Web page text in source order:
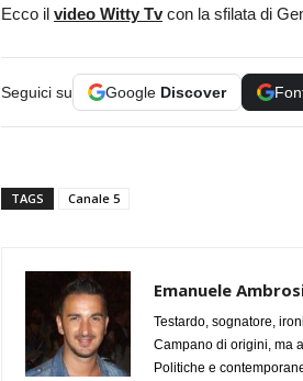
Ecco il video Witty Tvcon la sfilata di
Seguici su Google Discover
TAGS Canale 5
Emanuele
Testardo, sognatore,
Campano di origini, ma
Politiche e